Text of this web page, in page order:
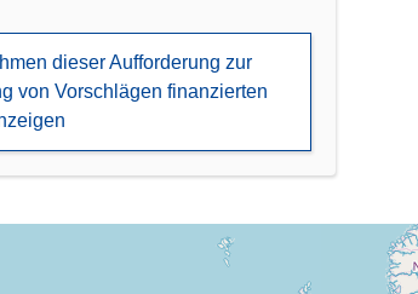
dieser Aufforderung zur
von Vorschlägen finanzierten